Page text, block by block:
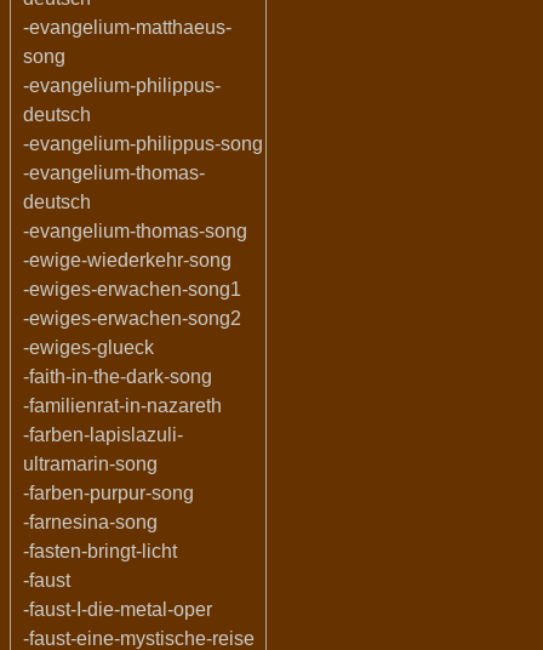
-evangelium-matthaeus-
song
-evangelium-philippus-
deutsch
-evangelium-philippus-song
-evangelium-thomas-
deutsch
-evangelium-thomas-song
-ewige-wiederkehr-song
-ewiges-erwachen-song1
-ewiges-erwachen-song2
-ewiges-glueck
-faith-in-the-dark-song
-familienrat-in-nazareth
-farben-lapislazuli-
ultramarin-song
-farben-purpur-song
-farnesina-song
-fasten-bringt-licht
-faust
-faust-I-die-metal-oper
-faust-eine-mystische-reise